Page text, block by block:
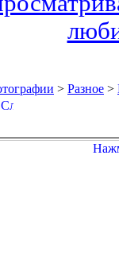
> Разное >